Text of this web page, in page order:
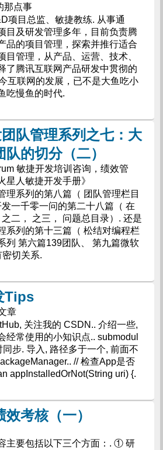
那点事
项目总监、敏捷教练. 从事通
目及研发管理多年，目前负责腾
品的项目管理，探索并推行适合
目管理，从产品、运营、技术、
了腾讯互联网产品研发中贯彻的
互联网的发展，已不是大鱼吃小
吃慢鱼的时代.
队管理系列之七：大
的切分（二）
敏捷开发培训咨询，绩效管
星人敏捷开发手册》
理系列的第八篇（ 团队管理栏目
一千零一问的第二十八篇（ 在
二， 之三， 问题总目录）. 还是
系列的第十三篇（ 松结对编程栏
列 第六篇139团队、 第九篇微软
切关系.
Tips
章
关注我的 CSDN.. 介绍一些,
经常使用的小知识点.. submodul
步. 导入, 路径多于一个, 前面不
// 检查App是否
appInstalledOrNot(String uri) {.
考核（一）
主要包括以下三个方面：. ① 研